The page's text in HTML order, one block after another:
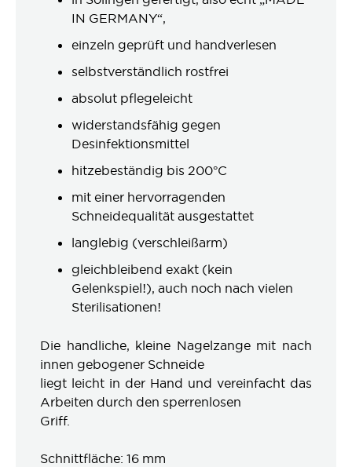
IN GERMANY“,
einzeln geprüft und handverlesen
selbstverständlich rostfrei
absolut pflegeleicht
widerstandsfähig gegen
Desinfektionsmittel
hitzebeständig bis 200°C
mit einer hervorragenden
Schneidequalität ausgestattet
langlebig (verschleißarm)
gleichbleibend exakt (kein
Gelenkspiel!), auch noch nach vielen
Sterilisationen!
Die handliche, kleine Nagelzange mit nach
innen gebogener Schneide
liegt leicht in der Hand und vereinfacht das
Arbeiten durch den sperrenlosen
Griff.
Schnittfläche: 16 mm